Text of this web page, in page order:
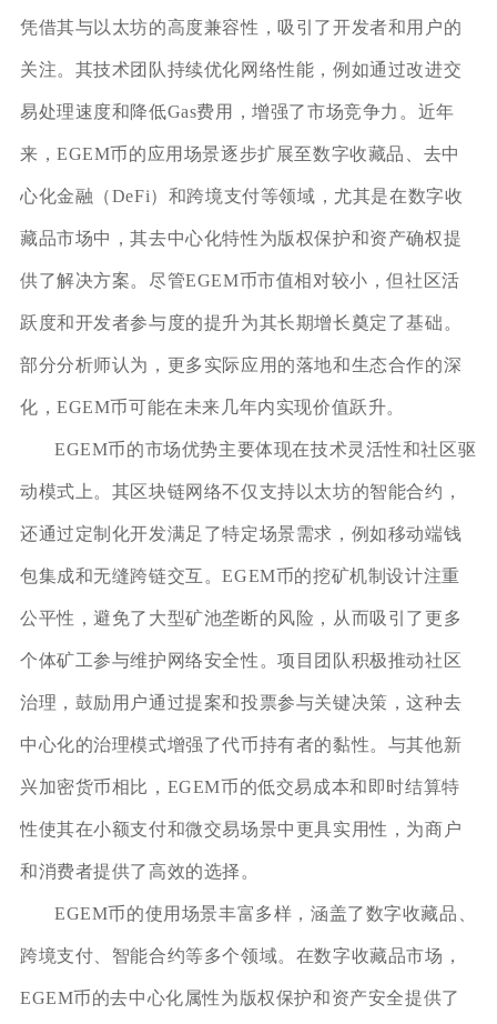
凭借其与以太坊的高度兼容性，吸引了开发者和用户的
关注。其技术团队持续优化网络性能，例如通过改进交
易处理速度和降低Gas费用，增强了市场竞争力。近年
来，EGEM币的应用场景逐步扩展至数字收藏品、去中
心化金融（DeFi）和跨境支付等领域，尤其是在数字收
藏品市场中，其去中心化特性为版权保护和资产确权提
供了解决方案。尽管EGEM币市值相对较小，但社区活
跃度和开发者参与度的提升为其长期增长奠定了基础。
部分分析师认为，更多实际应用的落地和生态合作的深
化，EGEM币可能在未来几年内实现价值跃升。
EGEM币的市场优势主要体现在技术灵活性和社区驱
动模式上。其区块链网络不仅支持以太坊的智能合约，
还通过定制化开发满足了特定场景需求，例如移动端钱
包集成和无缝跨链交互。EGEM币的挖矿机制设计注重
公平性，避免了大型矿池垄断的风险，从而吸引了更多
个体矿工参与维护网络安全性。项目团队积极推动社区
治理，鼓励用户通过提案和投票参与关键决策，这种去
中心化的治理模式增强了代币持有者的黏性。与其他新
兴加密货币相比，EGEM币的低交易成本和即时结算特
性使其在小额支付和微交易场景中更具实用性，为商户
和消费者提供了高效的选择。
EGEM币的使用场景丰富多样，涵盖了数字收藏品、
跨境支付、智能合约等多个领域。在数字收藏品市场，
EGEM币的去中心化属性为版权保护和资产安全提供了